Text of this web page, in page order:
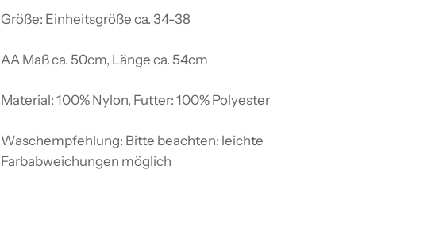
Größe: Einheitsgröße ca. 34-38
AA Maß ca. 50cm, Länge ca. 54cm
Material: 100% Nylon, Futter: 100% Polyester
Waschempfehlung: Bitte beachten: leichte
Farbabweichungen möglich